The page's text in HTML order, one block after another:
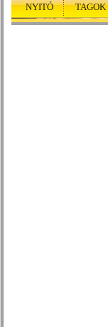
NYITÓ TAGOK